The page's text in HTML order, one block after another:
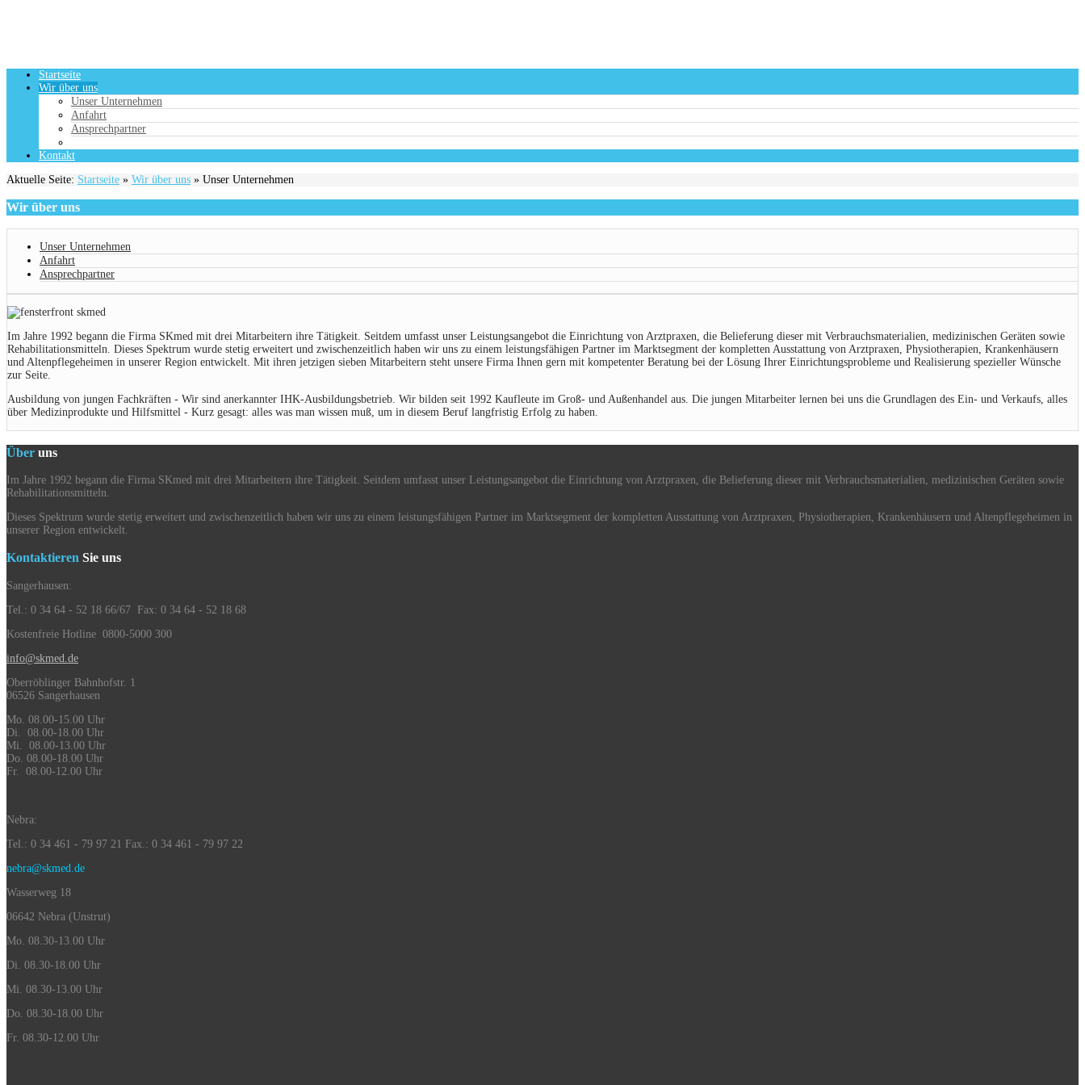
Startseite
Wir über uns
Unser Unternehmen
Anfahrt
Ansprechpartner
Kontakt
Aktuelle Seite: Startseite » Wir über uns » Unser Unternehmen
Wir über uns
Unser Unternehmen
Anfahrt
Ansprechpartner
Im Jahre 1992 begann die Firma SKmed mit drei Mitarbeitern ihre Tätigkeit. Seitdem umfasst unser Leistungsangebot die Einrichtung von Arztpraxen, die Belieferung dieser mit Verbrauchsmaterialien, medizinischen Geräten sowie
Rehabilitationsmitteln. Dieses Spektrum wurde stetig erweitert und zwischenzeitlich haben wir uns zu einem leistungsfähigen Partner im Marktsegment der kompletten Ausstattung von Arztpraxen, Physiotherapien, Krankenhäusern
und Altenpflegeheimen in unserer Region entwickelt. Mit ihren jetzigen sieben Mitarbeitern steht unsere Firma Ihnen gern mit kompetenter Beratung bei der Lösung Ihrer Einrichtungsprobleme und Realisierung spezieller Wünsche
zur Seite.
Ausbildung von jungen Fachkräften - Wir sind anerkannter IHK-Ausbildungsbetrieb. Wir bilden seit 1992 Kaufleute im Groß- und Außenhandel aus. Die jungen Mitarbeiter lernen bei uns die Grundlagen des Ein- und Verkaufs, alles
über Medizinprodukte und Hilfsmittel - Kurz gesagt: alles was man wissen muß, um in diesem Beruf langfristig Erfolg zu haben.
Über uns
Im Jahre 1992 begann die Firma SKmed mit drei Mitarbeitern ihre Tätigkeit. Seitdem umfasst unser Leistungsangebot die Einrichtung von Arztpraxen, die Belieferung dieser mit Verbrauchsmaterialien, medizinischen Geräten sowie
Rehabilitationsmitteln.
Dieses Spektrum wurde stetig erweitert und zwischenzeitlich haben wir uns zu einem leistungsfähigen Partner im Marktsegment der kompletten Ausstattung von Arztpraxen, Physiotherapien, Krankenhäusern und Altenpflegeheimen in
unserer Region entwickelt.
Kontaktieren Sie uns
Sangerhausen:
Tel.: 0 34 64 - 52 18 66/67 Fax: 0 34 64 - 52 18 68
Kostenfreie Hotline 0800-5000 300
info@skmed.de
Oberröblinger Bahnhofstr. 1
06526 Sangerhausen
Mo. 08.00-15.00 Uhr
Di. 08.00-18.00 Uhr
Mi. 08.00-13.00 Uhr
Do. 08.00-18.00 Uhr
Fr. 08.00-12.00 Uhr
Nebra:
Tel.: 0 34 461 - 79 97 21 Fax.: 0 34 461 - 79 97 22
nebra@skmed.de
Wasserweg 18
06642 Nebra (Unstrut)
Mo. 08.30-13.00 Uhr
Di. 08.30-18.00 Uhr
Mi. 08.30-13.00 Uhr
Do. 08.30-18.00 Uhr
Fr. 08.30-12.00 Uhr